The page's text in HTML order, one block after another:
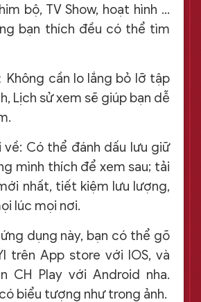
bộ, TV Show, hoạt hình …
bạn thích đều có thể tìm
Không cần lo lắng bỏ lỡ tập
Lịch sử xem sẽ giúp bạn dễ
Có thể đánh dấu lưu giữ
mình thích để xem sau; tải
nhất, tiết kiệm lưu lượng,
lúc mọi nơi.
dụng này, bạn có thể gõ
trên App store với IOS, và
CH Play với Android nha.
biểu tượng như trong ảnh.